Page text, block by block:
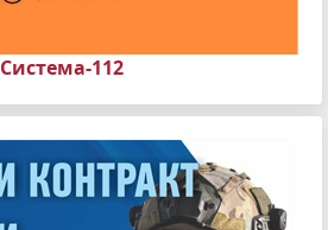
Система-112